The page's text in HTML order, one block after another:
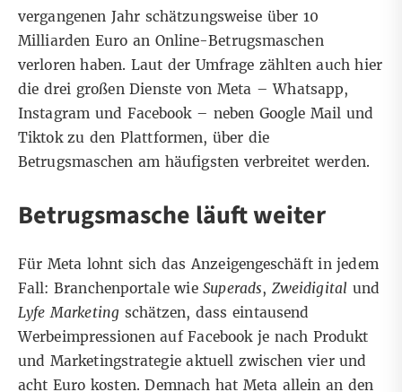
vergangenen Jahr schätzungsweise über 10
Milliarden Euro an Online-Betrugsmaschen
verloren haben. Laut der Umfrage zählten auch hier
die drei großen Dienste von Meta – Whatsapp,
Instagram und Facebook – neben Google Mail und
Tiktok zu den Plattformen, über die
Betrugsmaschen am häufigsten verbreitet werden.
Betrugsmasche läuft weiter
Für Meta lohnt sich das Anzeigengeschäft in jedem
Fall: Branchenportale wieSuperads, Zweidigital und
Lyfe Marketingschätzen, dass eintausend
Werbeimpressionen auf Facebook je nach Produkt
und Marketingstrategie aktuell zwischen vier und
acht Euro kosten. Demnach hat Meta allein an den